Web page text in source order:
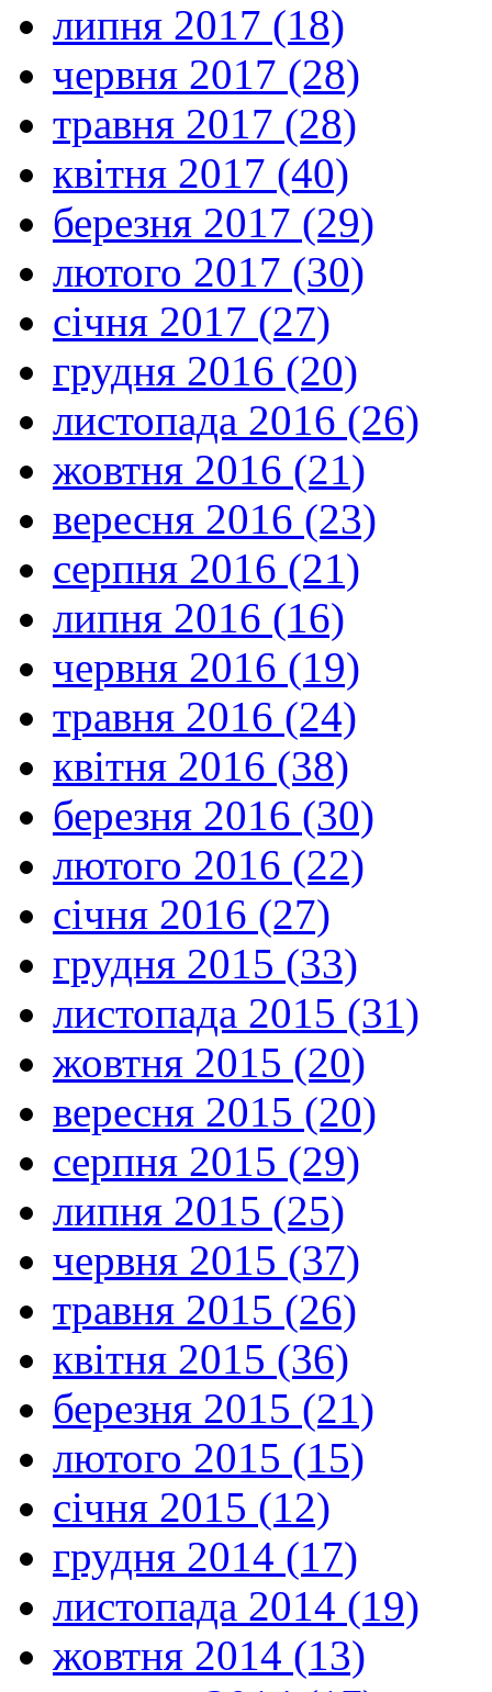
липня 2017 (18)
червня 2017 (28)
травня 2017 (28)
квітня 2017 (40)
березня 2017 (29)
лютого 2017 (30)
січня 2017 (27)
грудня 2016 (20)
листопада 2016 (26)
жовтня 2016 (21)
вересня 2016 (23)
серпня 2016 (21)
липня 2016 (16)
червня 2016 (19)
травня 2016 (24)
квітня 2016 (38)
березня 2016 (30)
лютого 2016 (22)
січня 2016 (27)
грудня 2015 (33)
листопада 2015 (31)
жовтня 2015 (20)
вересня 2015 (20)
серпня 2015 (29)
липня 2015 (25)
червня 2015 (37)
травня 2015 (26)
квітня 2015 (36)
березня 2015 (21)
лютого 2015 (15)
січня 2015 (12)
грудня 2014 (17)
листопада 2014 (19)
жовтня 2014 (13)